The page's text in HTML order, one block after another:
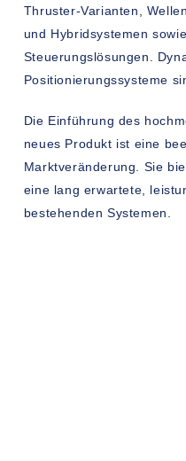
Thruster-Varianten,
und Hybridsystemen
Steuerungslösungen.
Positionierungssysteme
Die Einführung des
neues Produkt ist eine
Marktveränderung. Sie
eine lang erwartete,
bestehenden Systemen.